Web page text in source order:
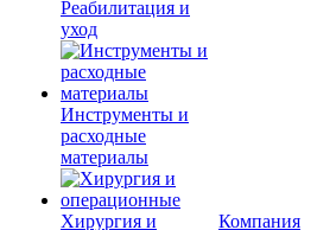
Реабилитация и
уход
Инструменты и
расходные
материалы
Хирургия и
Компания